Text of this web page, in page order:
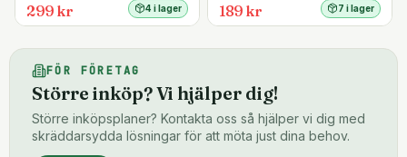
299 kr 4 i lager 189 kr 7 i lager
FÖR FÖRETAG
Större inköp? Vi hjälper dig!
Större inköpsplaner? Kontakta oss så hjälper vi dig med
skräddarsydda lösningar för att möta just dina behov.